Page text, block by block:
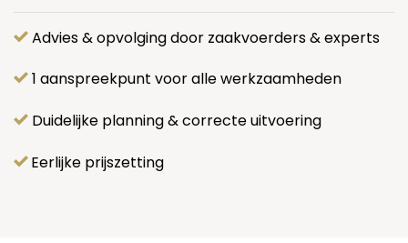
Advies & opvolging door zaakvoerders & experts
1 aanspreekpunt voor alle werkzaamheden
Duidelijke planning & correcte uitvoering
Eerlijke prijszetting